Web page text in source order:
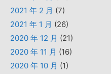
2021 年 2 月 (7)
2021 年 1 月 (26)
2020 年 12 月 (21)
2020 年 11 月 (16)
2020 年 10 月 (1)